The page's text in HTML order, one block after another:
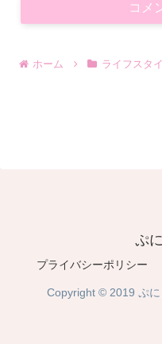
コメ
ホーム ライフスタ
ぷ
プライバシーポリシー
Copyright © 2019 ぷに